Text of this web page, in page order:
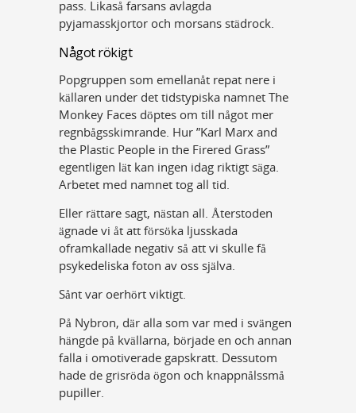
pass. Likaså farsans avlagda
pyjamasskjortor och morsans städrock.
Något rökigt
Popgruppen som emellanåt repat nere i
källaren under det tidstypiska namnet The
Monkey Faces döptes om till något mer
regnbågsskimrande. Hur ”Karl Marx and
the Plastic People in the Firered Grass”
egentligen lät kan ingen idag riktigt säga.
Arbetet med namnet tog all tid.
Eller rättare sagt, nästan all. Återstoden
ägnade vi åt att försöka ljusskada
oframkallade negativ så att vi skulle få
psykedeliska foton av oss själva.
Sånt var oerhört viktigt.
På Nybron, där alla som var med i svängen
hängde på kvällarna, började en och annan
falla i omotiverade gapskratt. Dessutom
hade de grisröda ögon och knappnålssmå
pupiller.